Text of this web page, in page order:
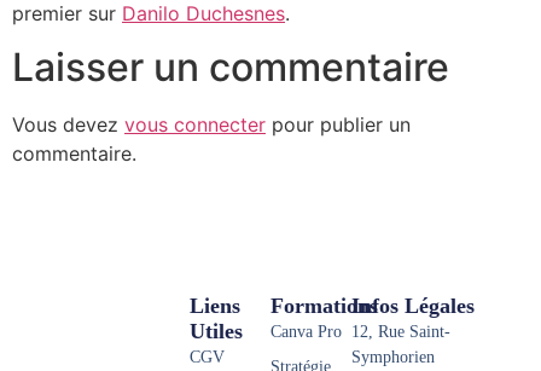
premier sur Danilo Duchesnes.
Laisser un commentaire
Vous devez vous connecter pour publier un
commentaire.
Formations
Canva Pro
Stratégie
Liens
Utiles
CGV
Infos Légales
12, Rue Saint-
Symphorien